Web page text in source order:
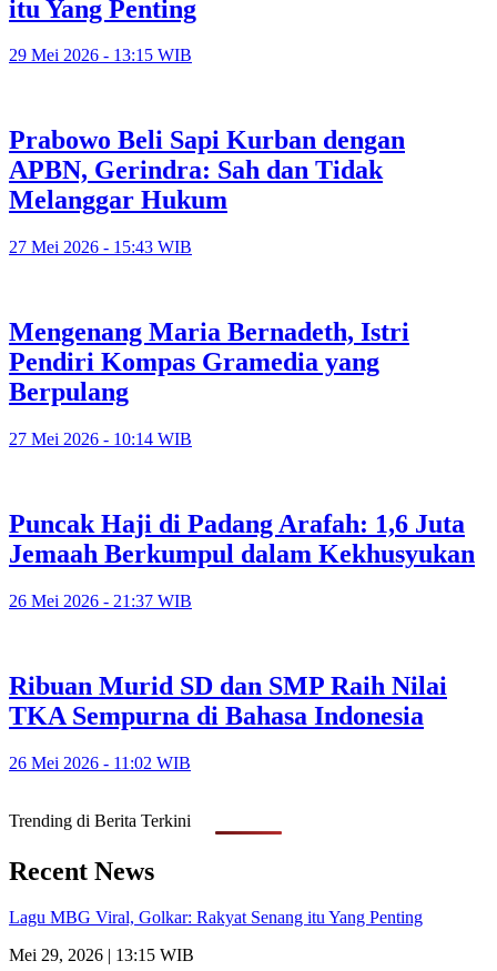
itu Yang Penting
29 Mei 2026 - 13:15 WIB
Prabowo Beli Sapi Kurban dengan
APBN, Gerindra: Sah dan Tidak
Melanggar Hukum
27 Mei 2026 - 15:43 WIB
Mengenang Maria Bernadeth, Istri
Pendiri Kompas Gramedia yang
Berpulang
27 Mei 2026 - 10:14 WIB
Puncak Haji di Padang Arafah: 1,6 Juta
Jemaah Berkumpul dalam Kekhusyukan
26 Mei 2026 - 21:37 WIB
Ribuan Murid SD dan SMP Raih Nilai
TKA Sempurna di Bahasa Indonesia
26 Mei 2026 - 11:02 WIB
Trending di Berita Terkini
Recent News
Lagu MBG Viral, Golkar: Rakyat Senang itu Yang Penting
Mei 29, 2026 | 13:15 WIB